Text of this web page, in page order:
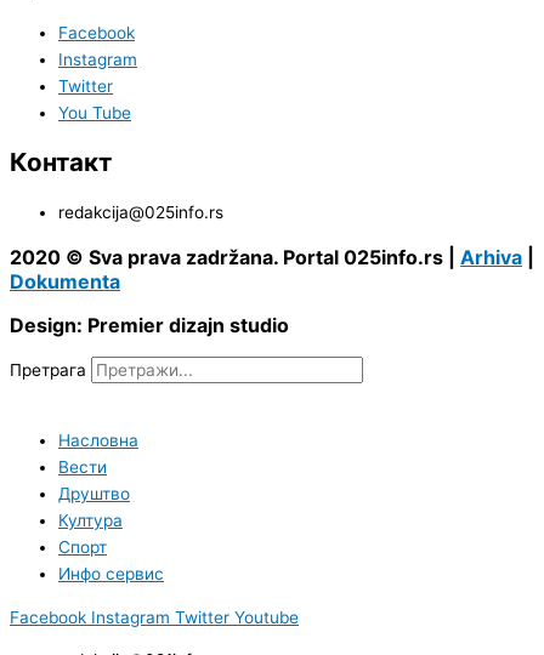
Facebook
Instagram
Twitter
You Tube
Контакт
redakcija@025info.rs
2020 © Sva prava zadržana. Portal 025info.rs | Arhiva
Dokumenta
Design: Premier dizajn studio
Претрага
Насловна
Вести
Друштво
Култура
Спорт
Инфо сервис
Facebook Instagram Twitter Youtube